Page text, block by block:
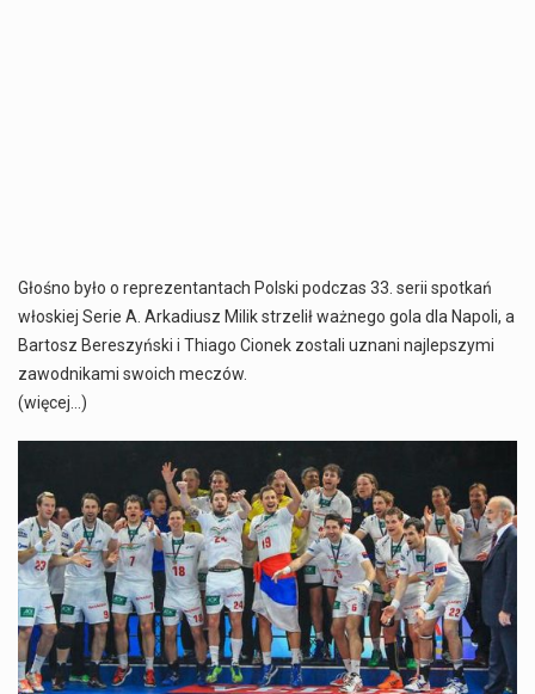
Głośno było o reprezentantach Polski podczas 33. serii spotkań
włoskiej Serie A. Arkadiusz Milik strzelił ważnego gola dla Napoli, a
Bartosz Bereszyński i Thiago Cionek zostali uznani najlepszymi
zawodnikami swoich meczów.
(więcej…)